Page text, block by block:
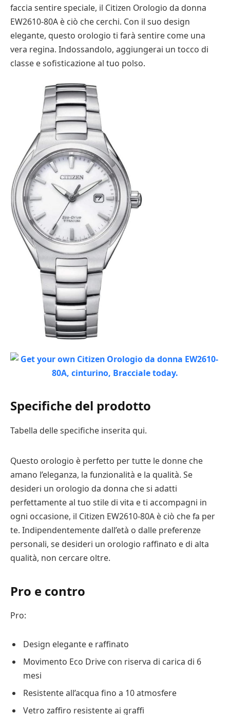
faccia sentire speciale, il Citizen Orologio da donna
EW2610-80A è ciò che cerchi. Con il suo design
elegante, questo orologio ti farà sentire come una
vera regina. Indossandolo, aggiungerai un tocco di
classe e sofisticazione al tuo polso.
Specifiche del prodotto
Tabella delle specifiche inserita qui.
Questo orologio è perfetto per tutte le donne che
amano l’eleganza, la funzionalità e la qualità. Se
desideri un orologio da donna che si adatti
perfettamente al tuo stile di vita e ti accompagni in
ogni occasione, il Citizen EW2610-80A è ciò che fa per
te. Indipendentemente dall’età o dalle preferenze
personali, se desideri un orologio raffinato e di alta
qualità, non cercare oltre.
Pro e contro
Pro:
Design elegante e raffinato
Movimento Eco Drive con riserva di carica di 6
mesi
Resistente all’acqua fino a 10 atmosfere
Vetro zaffiro resistente ai graffi